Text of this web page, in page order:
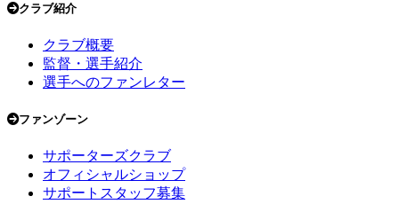
クラブ紹介
クラブ概要
監督・選手紹介
選手へのファンレター
ファンゾーン
サポーターズクラブ
オフィシャルショップ
サポートスタッフ募集